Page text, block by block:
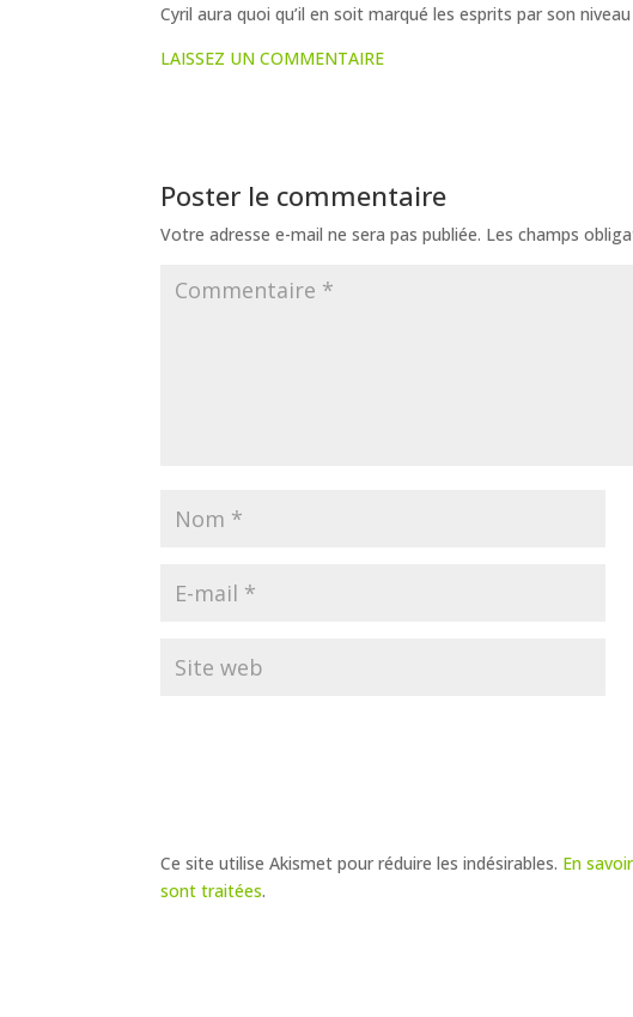
Cyril aura quoi qu’il en soit marqué les esprits par son
LAISSEZ UN COMMENTAIRE
Poster le commentaire
Votre adresse e-mail ne sera pas publiée. Les champs
Ce site utilise Akismet pour réduire les indésirables. En
sont traitées.